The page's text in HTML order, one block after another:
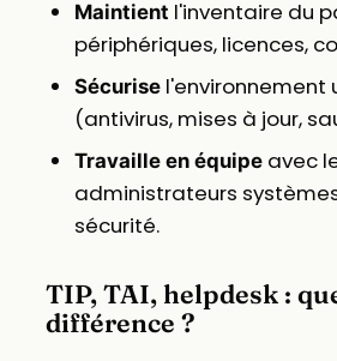
Maintient l'inventaire du
périphériques, licences,
Sécurisel'environnement
(antivirus, mises à jour,
Travaille en équipeavec
administrateurs
sécurité.
TIP, TAI, helpdesk :
différence ?